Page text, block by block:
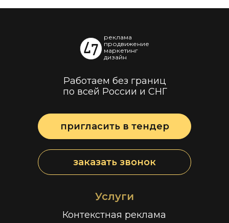
заказать звонок
пригласить в тендер
Услуги
Контекстная реклама
дизайн
маркетинг
продвижение
реклама
Работаем без границ
по всей России и СНГ